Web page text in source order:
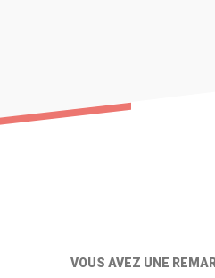
VOUS AVEZ UNE